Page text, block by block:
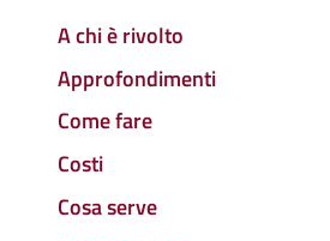
A chi è rivolto
Approfondimenti
Come fare
Costi
Cosa serve